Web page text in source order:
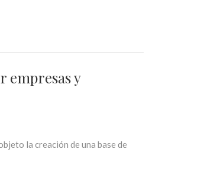
empresas y
la creación de una base de